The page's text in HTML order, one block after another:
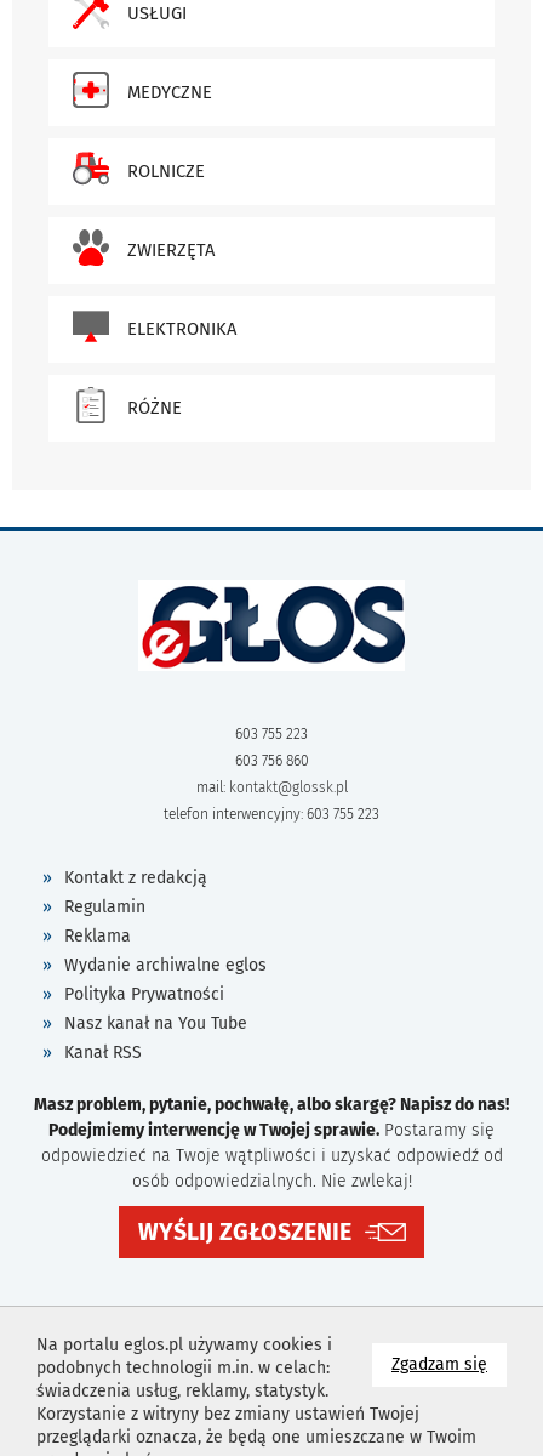
Zgadzam się
Na portalu eglos.pl używamy cookies i
podobnych technologii m.in. w celach:
świadczenia usług, reklamy, statystyk.
Korzystanie z witryny bez zmiany ustawień Twojej
przeglądarki oznacza, że będą one umieszczane w Twoim
USŁUGI
MEDYCZNE
ROLNICZE
ZWIERZĘTA
ELEKTRONIKA
RÓŻNE
603 755 223
603 756 860
mail: kontakt@glossk.pl
telefon interwencyjny: 603 755 223
Kontakt z redakcją
Regulamin
Reklama
Wydanie archiwalne eglos
Polityka Prywatności
Nasz kanał na You Tube
Kanał RSS
Masz problem, pytanie, pochwałę, albo skargę? Napisz do nas!
Podejmiemy interwencję w Twojej sprawie. Postaramy się
odpowiedzieć na Twoje wątpliwości i uzyskać odpowiedź od
osób odpowiedzialnych. Nie zwlekaj!
WYŚLIJ ZGŁOSZENIE